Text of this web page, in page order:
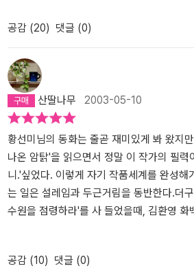
상상해서 지어오라는 것이다. 노트 한 쪽 이
싫다는 녀석이 없다. 오히려 더 길게 써도 되
머릿 속으로 재미있는 이야기를 꾸미고 싶
리슬쩍 도서관에 가서 다음 이야기를 당겨
수업이 더 흥미롭게 되기 위하여 스스로 그
아이들... 나도 아이들의 다음 숙제가 기대
수업하기 참 좋다. 전체가 하나의 장편이면
공이 따로 있어서, 여러 동물의 시각에서
진행되기 때문이다. 한 단원씩 진행될 때마
건이 조금씩 맞물려 다른 시각으로 보여줌
에 따라 어떻게 다르게 보일 수 있는지에
갖게 하니, 아이들에게 입장이라는 것을 설
하는 재미있는 이야기이다. 엄마들이 사서
야기를 나눈다면 즐거운 시간을 가질 수 있
다. 하나가 끝나면 또 다른 이야기가 나왔다
연결이 되어있었다. 이를테면 오리가족이야
이야기, 공터를 빼앗긴 쥐들 이야기, 나무
기, 할머니의 이야기 등 이런 식으로 유기적
그들 입장에서 쓰여 졌기 때문에 읽을 때는
는 재미도 있다. 그들은 모두 한데 어울려
다. 따로따로 인 것 같지만 알고 보면 함께,
어쩜 그렇게 속닥속닥 시끌시끌 다정하고
을, 이야기들이 수다처럼 펼쳐지는지 놀랍
버린 일상 속에는 그렇게 나름대로 열심히
하고 재미있다. 동물들도 나름대로 치열하
으면서 과수원을 왜 점령해야만 했는지 이
이라 그렇게 사는 곳이 절실했던 것이다.
먹고 살 곳을 찾아야 하는데 안전한 곳이 없
공감 (20) 댓글 (0)
산딸나무 2003-05-10
황선미님의 동화는 줄곧 재미있게 봐 왔지
나온 암탉'을 읽으면서 정말 이 작가의 필력
니.'싶었다. 이렇게 자기 작품세계를 완성해
는 일은 설레임과 두근거림을 동반한다.더
수원을 점령하라'를 사 들었을때, 김환영 화
림은 그야말로 찰떡궁합이라 아이들과 어른
빠져들게 만든다. 표지에 그려진 할머니, 나
공감 (10) 댓글 (0)